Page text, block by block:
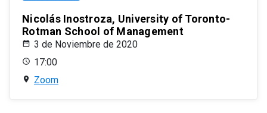
Nicolás Inostroza, University of Toronto-
Rotman School of Management
3 de Noviembre de 2020
17:00
Zoom